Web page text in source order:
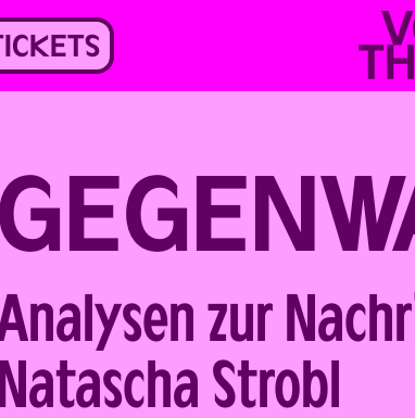
WIEN
Back
zur
Strobl